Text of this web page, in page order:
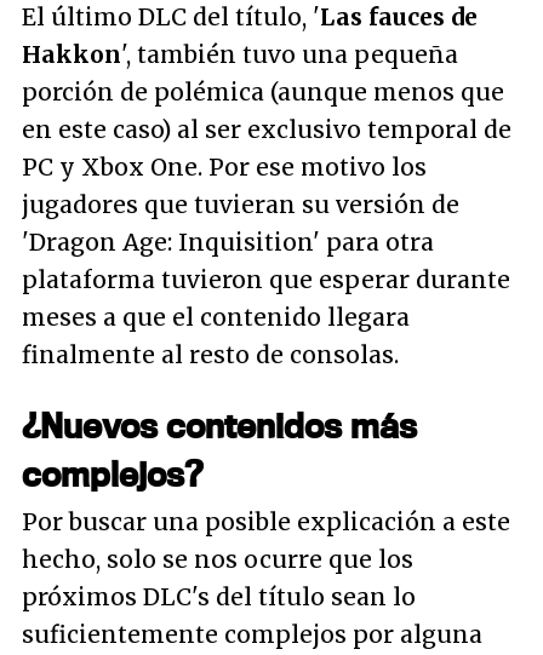
El último DLC del título, 'Las fauces de
Hakkon', también tuvo una pequeña
porción de polémica (aunque menos que
en este caso) al ser exclusivo temporal de
PC y Xbox One. Por ese motivo los
jugadores que tuvieran su versión de
'Dragon Age: Inquisition' para otra
plataforma tuvieron que esperar durante
meses a que el contenido llegara
finalmente al resto de consolas.
¿Nuevos contenidos más
complejos?
Por buscar una posible explicación a este
hecho, solo se nos ocurre que los
próximos DLC's del título sean lo
suficientemente complejos por alguna